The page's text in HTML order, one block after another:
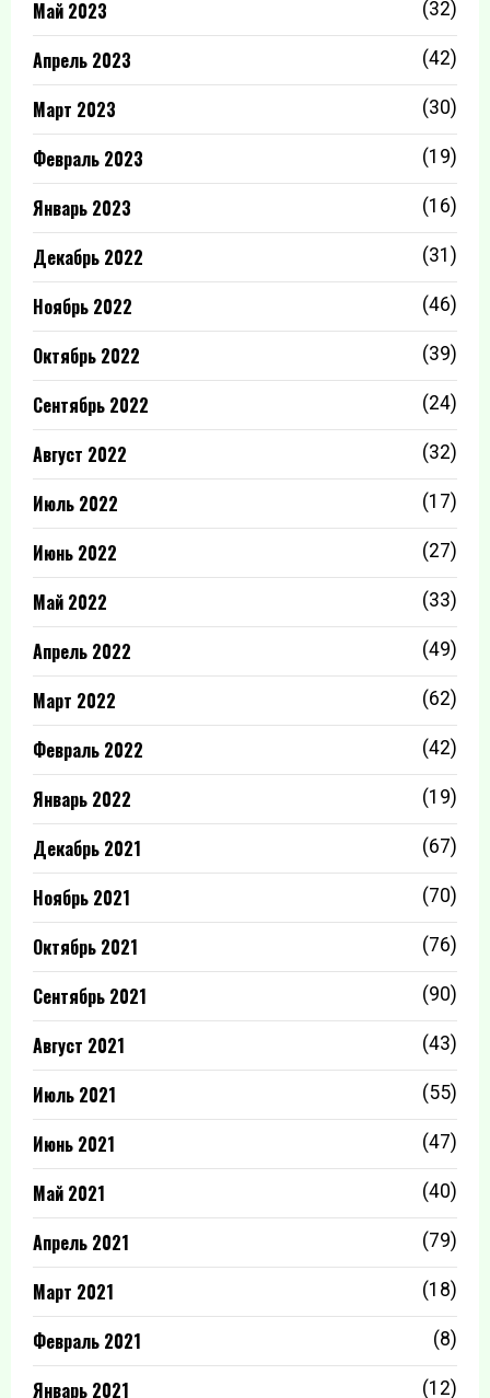
Май 2023 (32)
Апрель 2023 (42)
Март 2023 (30)
Февраль 2023 (19)
Январь 2023 (16)
Декабрь 2022 (31)
Ноябрь 2022 (46)
Октябрь 2022 (39)
Сентябрь 2022 (24)
Август 2022 (32)
Июль 2022 (17)
Июнь 2022 (27)
Май 2022 (33)
Апрель 2022 (49)
Март 2022 (62)
Февраль 2022 (42)
Январь 2022 (19)
Декабрь 2021 (67)
Ноябрь 2021 (70)
Октябрь 2021 (76)
Сентябрь 2021 (90)
Август 2021 (43)
Июль 2021 (55)
Июнь 2021 (47)
Май 2021 (40)
Апрель 2021 (79)
Март 2021 (18)
Февраль 2021 (8)
Январь 2021 (12)